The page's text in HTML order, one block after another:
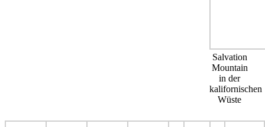
Salvation
Mountain
in der
kalifornischen
Wüste